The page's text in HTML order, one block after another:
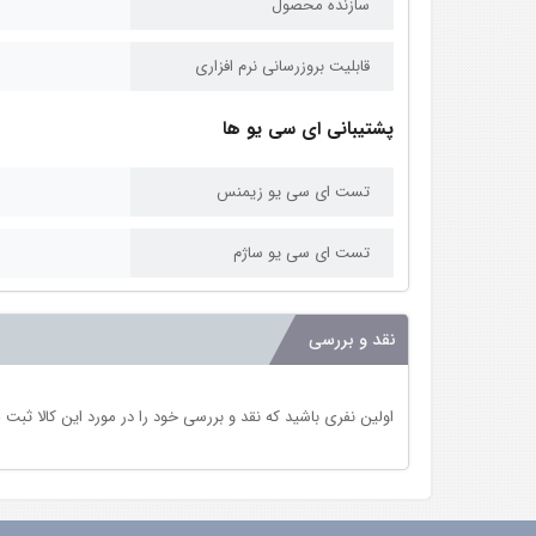
سازنده محصول
قابلیت بروزرسانی نرم افزاری
پشتیبانی ای سی یو ها
تست ای سی یو زیمنس
تست ای سی یو ساژم
نقد و بررسی
اولین نفری باشید که نقد و بررسی خود را در مورد این کالا